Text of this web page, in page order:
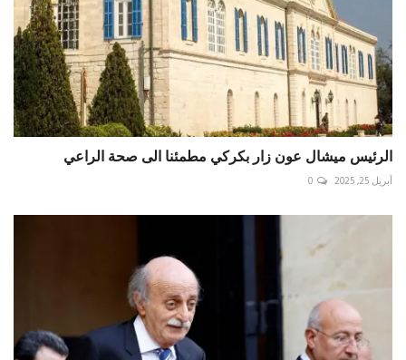
الرئيس ميشال عون زار بكركي مطمئنا الى صحة الراعي
أبريل 25, 2025 0